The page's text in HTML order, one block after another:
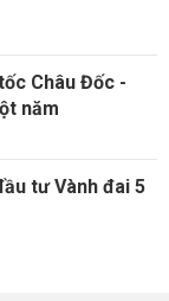
Châu Đốc -
năm
tư Vành đai 5